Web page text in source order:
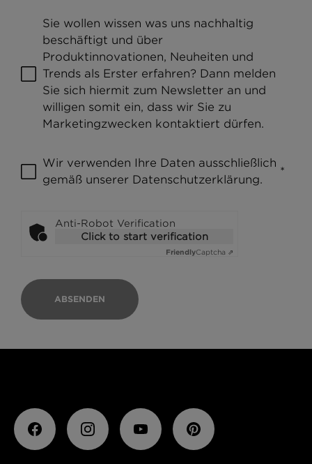
Sie wollen wissen was uns nachhaltig
beschäftigt und über
Produktinnovationen, Neuheiten und
Trends als Erster erfahren? Dann melden
Sie sich hiermit zum Newsletter an und
willigen somit ein, dass wir Sie zu
Marketingzwecken kontaktiert dürfen.
Wir verwenden Ihre Daten ausschließlich
gemäß unserer Datenschutzerklärung.
*
Anti-Robot Verification
Click to start verification
FriendlyCaptcha ⇗
ABSENDEN